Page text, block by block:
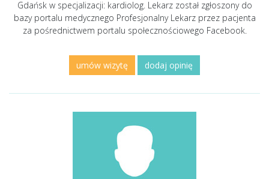
Gdańsk w specjalizacji: kardiolog. Lekarz został zgłoszony do
bazy portalu medycznego Profesjonalny Lekarz przez pacjenta
za pośrednictwem portalu społecznościowego Facebook.
umów wizytę dodaj opinię